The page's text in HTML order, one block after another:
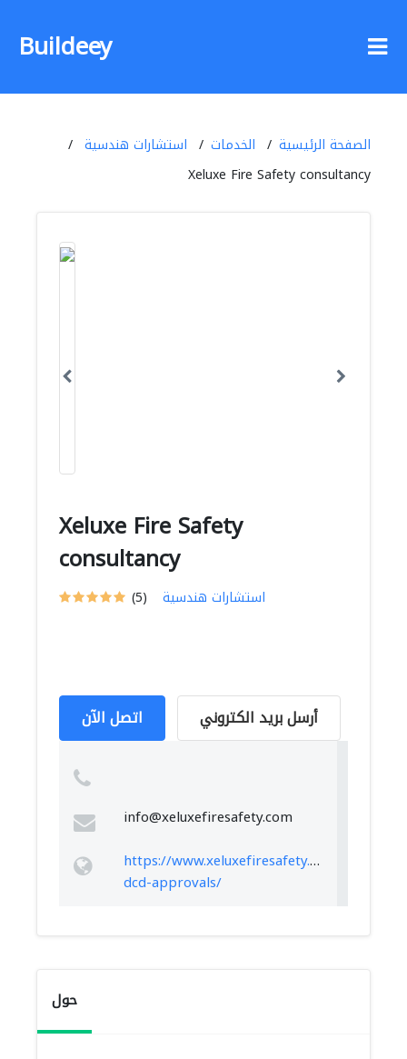
Buildeey
الصفحة الرئيسية الخدمات
استشارات هندسية
Xeluxe Fire Safety consultancy
Xeluxe Fire Safety
consultancy
(5) استشارات هندسية
اتصل الآن أرسل بريد الكتروني
info@xeluxefiresafety.com
https://www.xeluxefiresafety.com/facade-
dcd-approvals/
حول